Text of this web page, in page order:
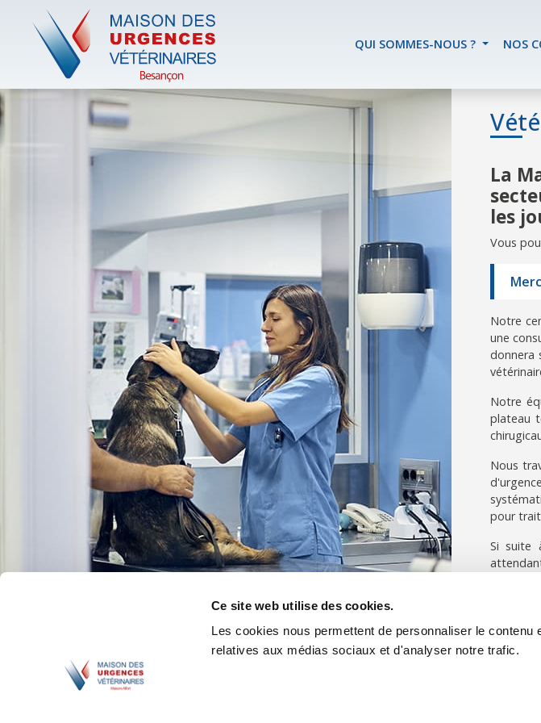
Ce site web utilise des cookies.
Les cookies nous permettent de personnaliser le
relatives aux médias sociaux et d'analyser notre trafic.
QUI SOMMES-NOUS ? NOS
La
les
Vous
Notre
une
donnera
Notre
plateau
Nous
pour
Si suite
pouvez